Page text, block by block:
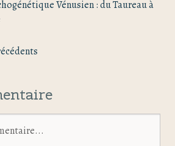
Vénusien : du Taureau à